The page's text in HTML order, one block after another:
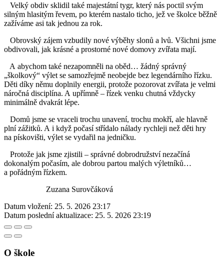
Velký obdiv sklidil také majestátní tygr, který nás poctil svým
silným hlasitým řevem, po kterém nastalo ticho, jež ve školce běžně
zažíváme asi tak jednou za rok.
Obrovský zájem vzbudily nové výběhy slonů a lvů. Všichni jsme
obdivovali, jak krásné a prostorné nové domovy zvířata mají.
A abychom také nezapomněli na oběd… žádný správný
„školkový“ výlet se samozřejmě neobejde bez legendárního řízku.
Děti díky němu doplnily energii, protože pozorovat zvířata je velmi
náročná disciplína. A upřímně – řízek venku chutná vždycky
minimálně dvakrát lépe.
Domů jsme se vraceli trochu unavení, trochu mokří, ale hlavně
plní zážitků. A i když počasí střídalo nálady rychleji než děti hry
na pískovišti, výlet se vydařil na jedničku.
Protože jak jsme zjistili – správné dobrodružství nezačíná
dokonalým počasím, ale dobrou partou malých výletníků…
a pořádným řízkem.
Zuzana Surovčáková
Datum vložení: 25. 5. 2026 23:17
Datum poslední aktualizace: 25. 5. 2026 23:19
O škole